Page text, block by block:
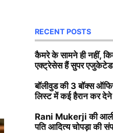
RECENT POSTS
कैमरे के सामने ही नहीं,
एक्ट्रेसेस हैं सुपर एजुकेटेड
बॉलीवुड की 3 बॉक्स
लिस्ट में कई हैरान कर देने
Rani Mukerji की
पति आदित्य चोपड़ा की